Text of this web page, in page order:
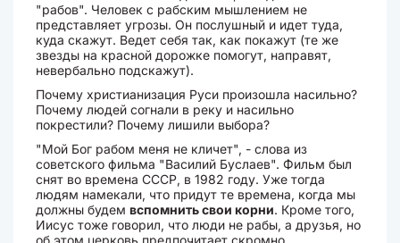
"рабов". Человек с рабским мышлением не
представляет угрозы. Он послушный и идет туда,
куда скажут. Ведет себя так, как покажут (те же
звезды на красной дорожке помогут, направят,
невербально подскажут).
Почему христианизация Руси произошла насильно?
Почему людей согнали в реку и насильно
покрестили? Почему лишили выбора?
"Мой Бог рабом меня не кличет", - слова из
советского фильма "Василий Буслаев". Фильм был
снят во времена СССР, в 1982 году. Уже тогда
людям намекали, что придут те времена, когда мы
должны будем вспомнить свои корни. Кроме того,
Иисус тоже говорил, что люди не рабы, а друзья, но
об этом церковь предпочитает скромно